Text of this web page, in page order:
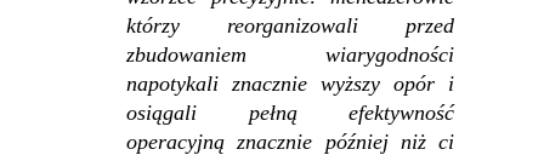
którzy reorganizowali przed
zbudowaniem wiarygodności
napotykali znacznie wyższy opór i
osiągali pełną efektywność
operacyjną znacznie później niż ci